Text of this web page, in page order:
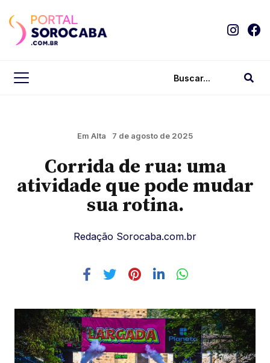
Em Alta 7 de agosto de 2025
Corrida de rua: uma
atividade que pode mudar
sua rotina.
Redação Sorocaba.com.br